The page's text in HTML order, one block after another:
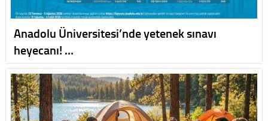
Anadolu Üniversitesi’nde yetenek sınavı
heyecanı! …